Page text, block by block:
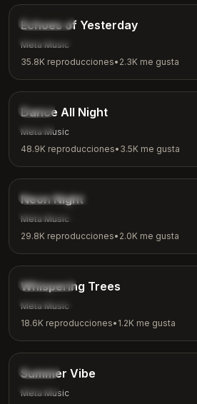
Nostálgico
Reflexión
Echoes of Yesterday
Meta Music
35.8K reproducciones• 2.3K me gusta
Bailar
Fiesta
Dance All Night
Meta Music
48.9K reproducciones• 3.5K me gusta
onda sintética
Ambiente nocturno
Neon Night
Meta Music
29.8K reproducciones• 2.0K me gusta
Naturaleza
Meditación
Whispering Trees
Meta Music
18.6K reproducciones• 1.2K me gusta
Enfriar
Verano
Summer Vibe
Meta Music